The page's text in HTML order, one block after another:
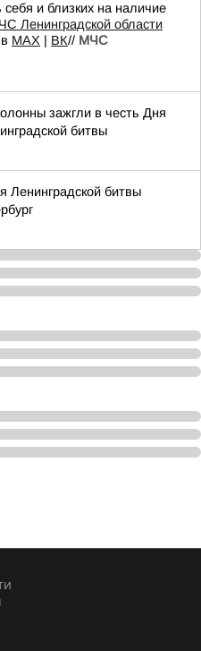
и близких на наличие
Ленинградской области
MAX | ВК// МЧС
зажгли в честь Дня
битвы
Ленинградской битвы